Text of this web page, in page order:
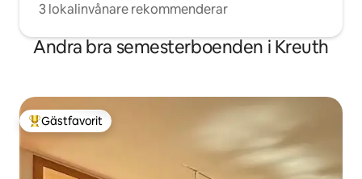
3 lokalinvånare rekommenderar
Andra bra semesterboenden i Kreuth
Populär gästfavorit
Gästfavorit